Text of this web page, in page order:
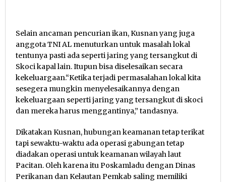
Selain ancaman pencurian ikan, Kusnan yang juga
anggota TNI AL menuturkan untuk masalah lokal
tentunya pasti ada seperti jaring yang tersangkut di
Skoci kapal lain. Itupun bisa diselesaikan secara
kekeluargaan.“Ketika terjadi permasalahan lokal kita
sesegera mungkin menyelesaikannya dengan
kekeluargaan seperti jaring yang tersangkut di skoci
dan mereka harus menggantinya,” tandasnya.
Dikatakan Kusnan, hubungan keamanan tetap terikat
tapi sewaktu-waktu ada operasi gabungan tetap
diadakan operasi untuk keamanan wilayah laut
Pacitan. Oleh karena itu Poskamladu dengan Dinas
Perikanan dan Kelautan Pemkab saling memiliki